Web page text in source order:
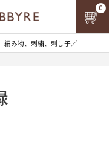
編み物、刺繍、刺し子／
0